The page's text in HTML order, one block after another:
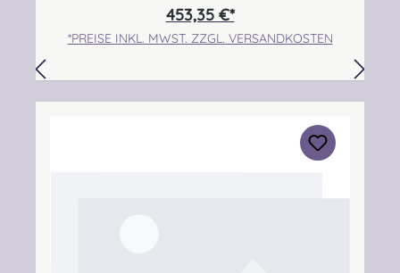
einer Breite von 56Zoll/142cm.Er hat drei
Lederriemen mit Schnallen zur
und Unsicherheiten kontaktiert uns gerne!
Angabe zur Produktsicherheit Hersteller:
Works North Street Forfar Scotland DD8
453,35 €*
*PREISE INKL. MWST. ZZGL. VERSANDKOSTEN